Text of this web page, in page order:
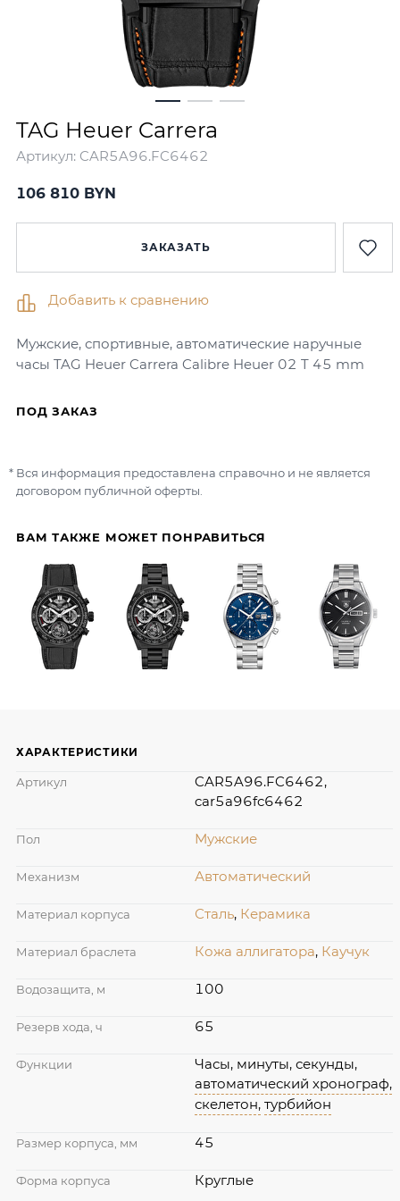
TAG Heuer Carrera
Артикул: CAR5A96.FC6462
Мужские, спортивные, автоматические наручные
часы TAG Heuer Carrera Calibre Heuer 02 T 45 mm
106 810 BYN
ЗАКАЗАТЬ
Добавить к сравнению
ВАМ ТАКЖЕ МОЖЕТ ПОНРАВИТЬСЯ
ПОД ЗАКАЗ
Вся информация предоставлена справочно и не является
договором публичной оферты.
ХАРАКТЕРИСТИКИ
Артикул
CAR5A96.FC6462,
car5a96fc6462
Пол Мужские
Механизм Автоматический
Материал корпуса Сталь, Керамика
Материал браслета Кожа аллигатора, Каучук
Водозащита, м 100
Резерв хода, ч 65
Функции
Часы, минуты, секунды,
автоматический хронограф,
скелетон, турбийон
Размер корпуса, мм 45
Форма корпуса Круглые